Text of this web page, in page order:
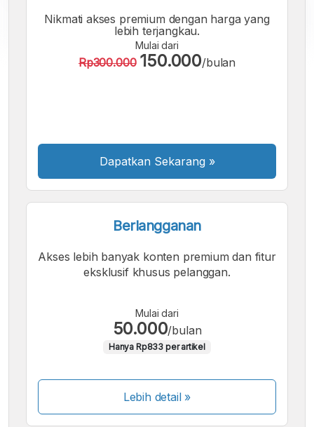
A A A
Nikmati akses premium dengan harga yang
lebih terjangkau.
Mulai dari
Rp300.000 150.000/bulan
Dapatkan Sekarang »
Berlangganan
Akses lebih banyak konten premium dan fitur
eksklusif khusus pelanggan.
Mulai dari
50.000/bulan
Hanya Rp833 per artikel
Lebih detail »